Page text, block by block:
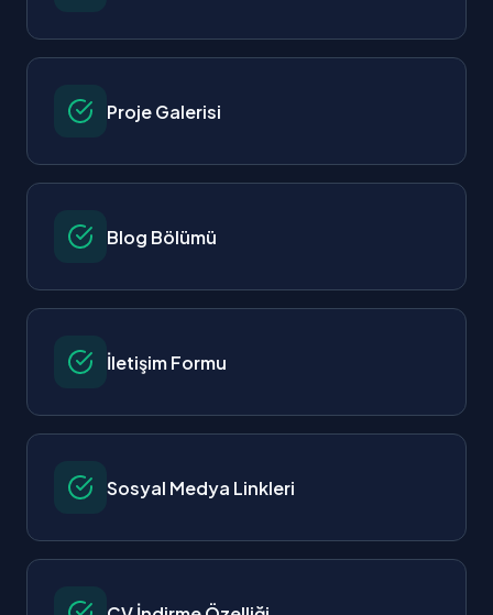
Proje Galerisi
Blog Bölümü
İletişim Formu
Sosyal Medya Linkleri